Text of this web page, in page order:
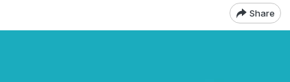
Share